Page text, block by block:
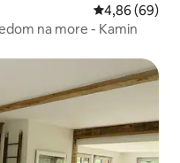
Prosječna
4,86 (69)
na more - Kamin